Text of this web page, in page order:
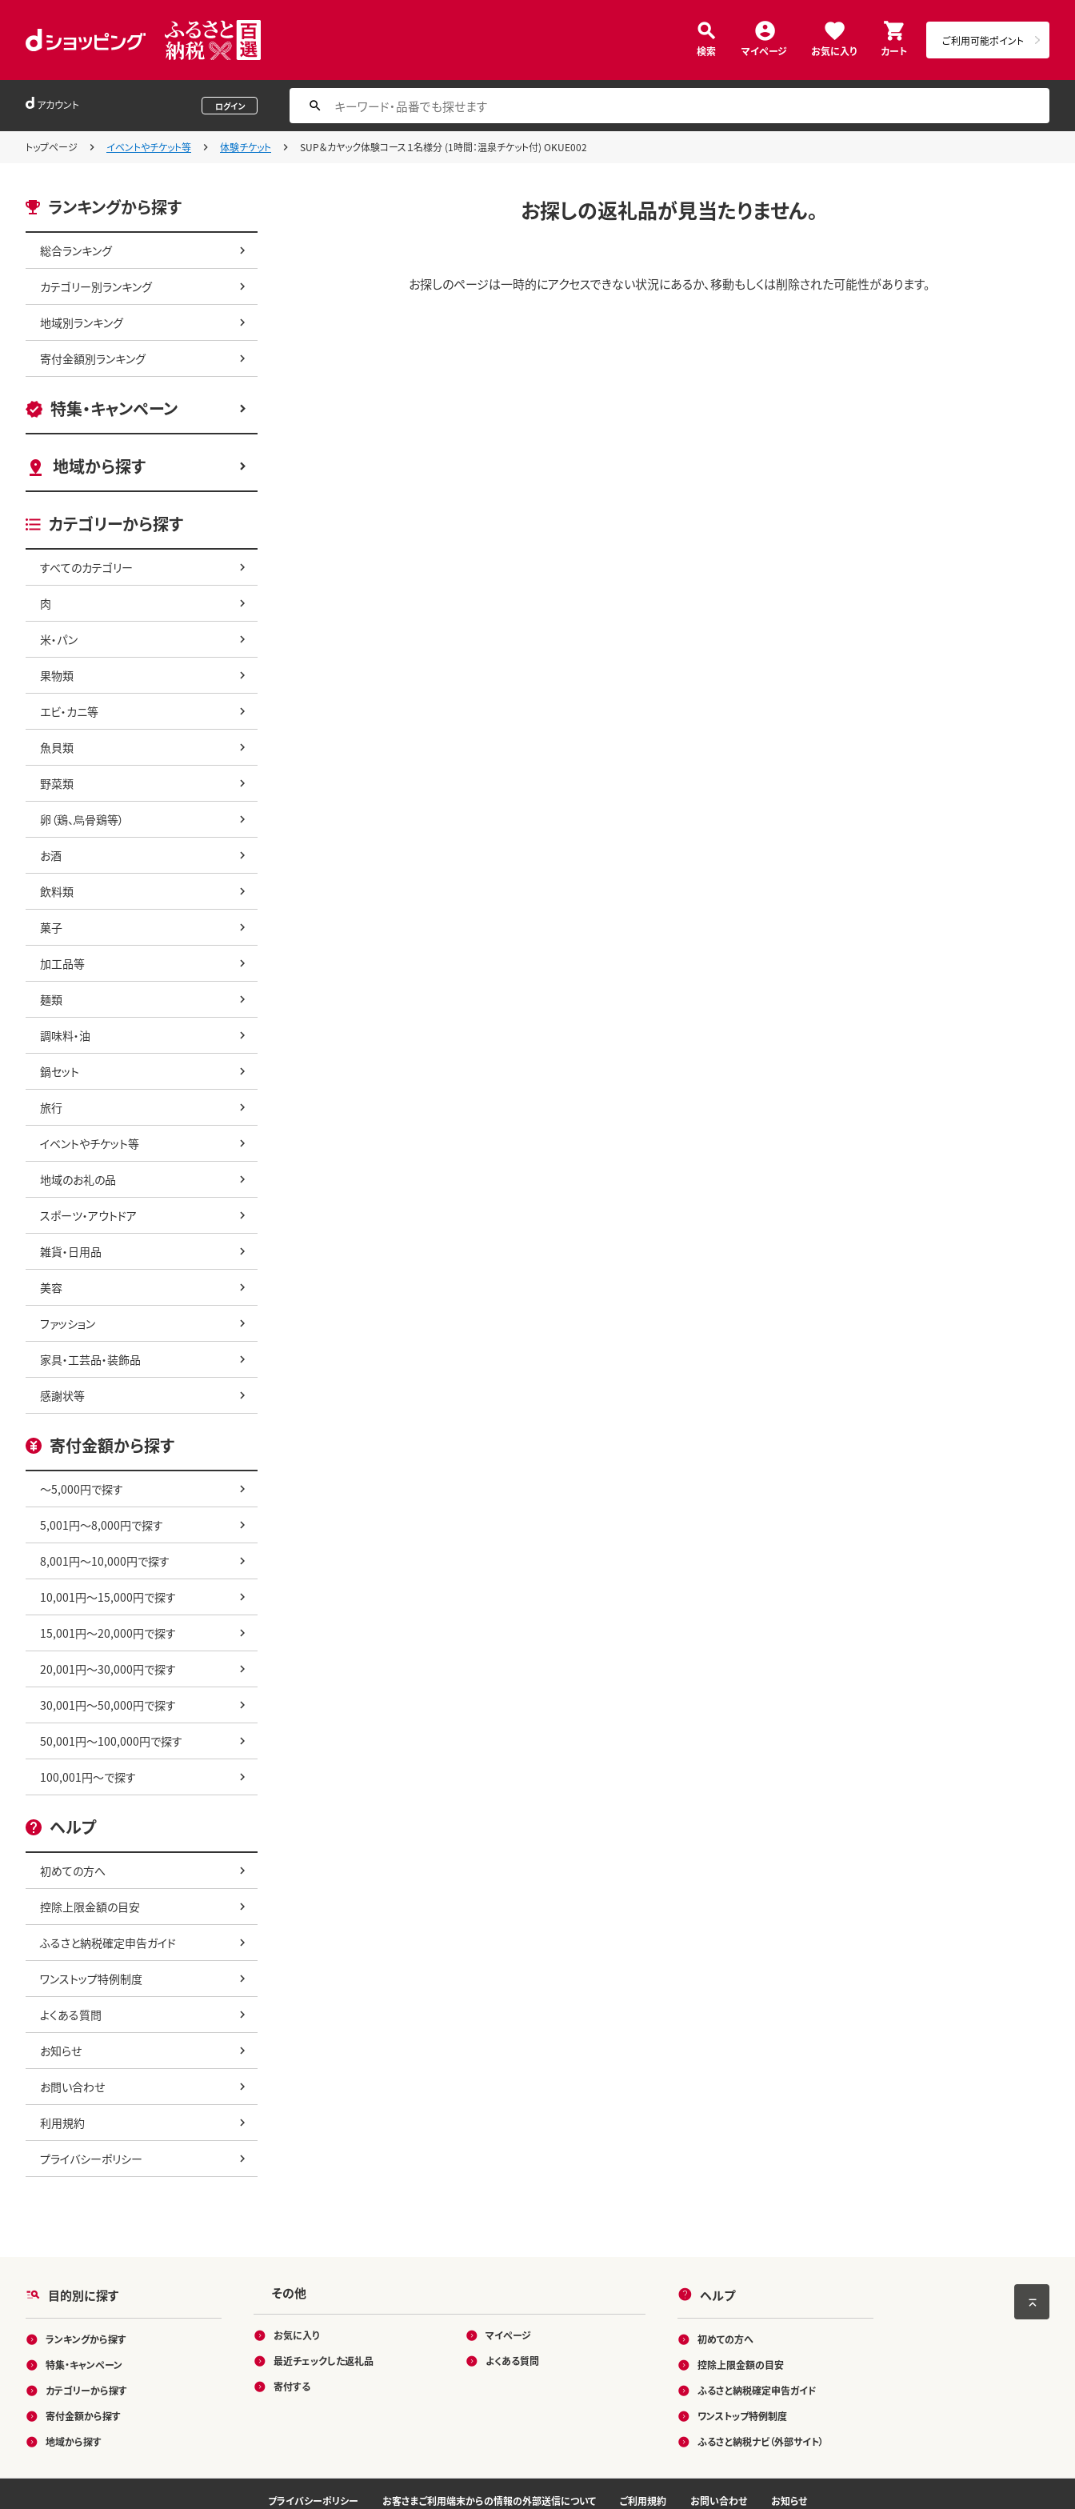
検索 マイページ お気に入り カート
ご利用可能ポイント
アカウント ログイン
トップページ イベントやチケット等 体験チケット SUP＆カヤック体験コース１名様分 (1時間：温泉チケット付) OKUE002
ランキングから探す
総合ランキング
カテゴリー別ランキング
地域別ランキング
寄付金額別ランキング
特集・キャンペーン
地域から探す
カテゴリーから探す
すべてのカテゴリー
肉
米・パン
果物類
エビ・カニ等
魚貝類
野菜類
卵（鶏、烏骨鶏等）
お酒
飲料類
菓子
加工品等
麺類
調味料・油
鍋セット
旅行
イベントやチケット等
地域のお礼の品
スポーツ・アウトドア
雑貨・日用品
美容
ファッション
家具・工芸品・装飾品
感謝状等
寄付金額から探す
～5,000円で探す
5,001円～8,000円で探す
8,001円～10,000円で探す
10,001円～15,000円で探す
15,001円～20,000円で探す
20,001円～30,000円で探す
30,001円～50,000円で探す
50,001円～100,000円で探す
100,001円～で探す
ヘルプ
初めての方へ
控除上限金額の目安
ふるさと納税確定申告ガイド
ワンストップ特例制度
よくある質問
お知らせ
お問い合わせ
利用規約
プライバシーポリシー
お探しの返礼品が見当たりません。
お探しのページは一時的にアクセスできない状況にあるか、移動もしくは削除された可能性があります。
目的別に探す
ランキングから探す
特集・キャンペーン
カテゴリーから探す
寄付金額から探す
地域から探す
その他
お気に入り
最近チェックした返礼品
寄付する
マイページ
よくある質問
ヘルプ
初めての方へ
控除上限金額の目安
ふるさと納税確定申告ガイド
ワンストップ特例制度
ふるさと納税ナビ（外部サイト）
プライバシーポリシー お客さまご利用端末からの情報の外部送信について ご利用規約 お問い合わせ お知らせ